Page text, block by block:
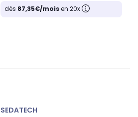
dès 87,35€/moisen 20x
SEDATECH